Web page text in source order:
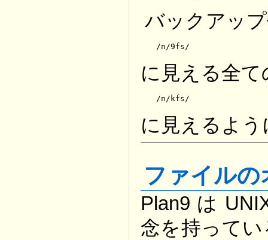
バックアッ
/n/9fs/
に見える全
/n/kfs/
に見えるよ
ファイル
Plan9 は
念を持って